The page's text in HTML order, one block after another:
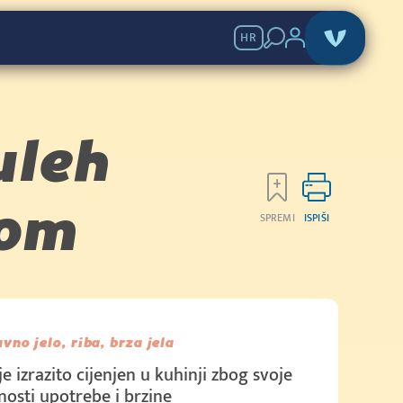
HR
SPREMI ISPIŠI
jelo, riba, brza jela
izrazito cijenjen u kuhinji zbog svoje
upotrebe i brzine